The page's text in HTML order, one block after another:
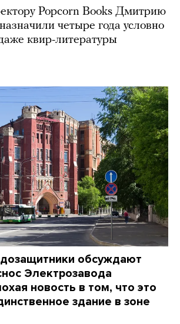
Popcorn Books Дмитрию
четыре года условно
квир-литературы
обсуждают
Электрозавода
новость в том, что это
здание в зоне